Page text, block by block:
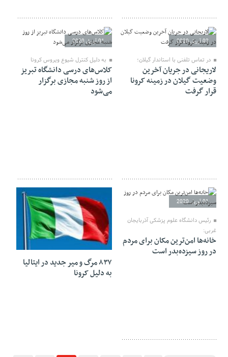
02 آوریل 2020
در تماس تلفنی با استاندار گیلان؛
لاریجانی در جریان آخرین
وضعیت گیلان در زمینه کرونا
قرار گرفت
01 آوریل 2020
به دلیل کنترل شیوع ویروس کرونا
کلاس‌های درسی دانشگاه تبریز
از روز شنبه مجازی برگزار
می‌شود
01 آوریل 2020
رئیس دانشگاه علوم پزشکی آذربایجان
غربی:
خانه‌ها امن‌ترین مکان برای مردم
در روز سیزده‌بدر است
01 آوریل 2020
۸۳۷ مرگ و میر جدید در ایتالیا
به دلیل کرونا